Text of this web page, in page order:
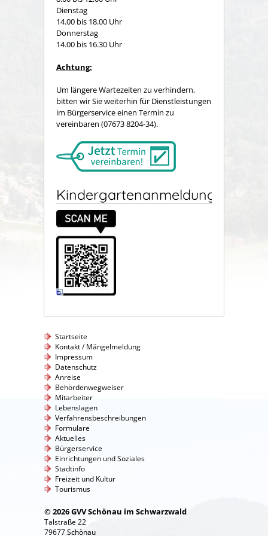
Dienstag
14.00 bis 18.00 Uhr
Donnerstag
14.00 bis 16.30 Uhr
Achtung:
Um längere Wartezeiten zu verhindern,
bitten wir Sie weiterhin für Dienstleistungen
im Bürgerservice einen Termin zu
vereinbaren (07673 8204-34).
Kindergartenanmeldung
Startseite
Kontakt / Mängelmeldung
Impressum
Datenschutz
Anreise
Behördenwegweiser
Mitarbeiter
Lebenslagen
Verfahrensbeschreibungen
Formulare
Aktuelles
Bürgerservice
Einrichtungen und Soziales
Stadtinfo
Freizeit und Kultur
Tourismus
© 2026 GVV Schönau im Schwarzwald
Talstraße 22
79677 Schönau